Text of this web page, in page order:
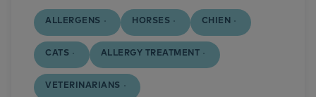
ALLERGENS HORSES CHIEN
CATS ALLERGY TREATMENT
VETERINARIANS